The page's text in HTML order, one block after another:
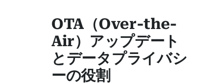
OTA（Over-the-
Air）アップデート
とデータプライバシ
ーの役割